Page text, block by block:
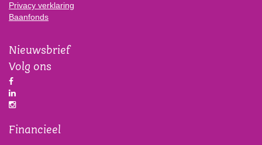
Privacy verklaring
Baanfonds
Nieuwsbrief
Volg ons
Financieel